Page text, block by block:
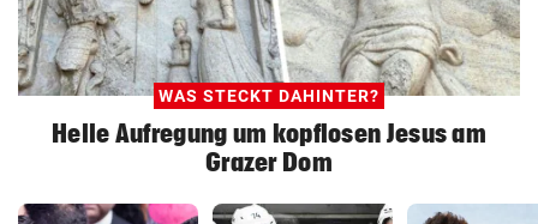
WAS STECKT DAHINTER?
Helle Aufregung um kopflosen Jesus am
Grazer Dom